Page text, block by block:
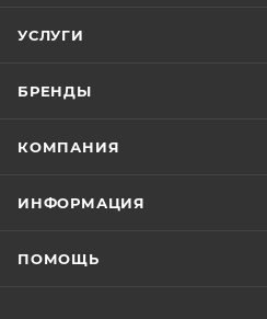
УСЛУГИ
БРЕНДЫ
КОМПАНИЯ
ИНФОРМАЦИЯ
ПОМОЩЬ